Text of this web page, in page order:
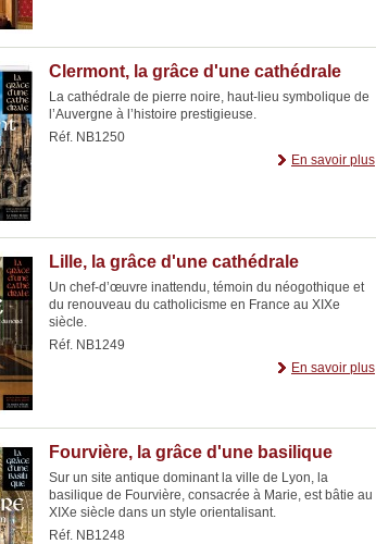
Clermont, la grâce d'une cathédrale
La cathédrale de pierre noire, haut-lieu symbolique de
l’Auvergne à l’histoire prestigieuse.
Réf. NB1250
En savoir plus
Lille, la grâce d'une cathédrale
Un chef-d’œuvre inattendu, témoin du néogothique et
du renouveau du catholicisme en France au XIXe
siècle.
Réf. NB1249
En savoir plus
Fourvière, la grâce d'une basilique
Sur un site antique dominant la ville de Lyon, la
basilique de Fourvière, consacrée à Marie, est bâtie au
XIXe siècle dans un style orientalisant.
Réf. NB1248